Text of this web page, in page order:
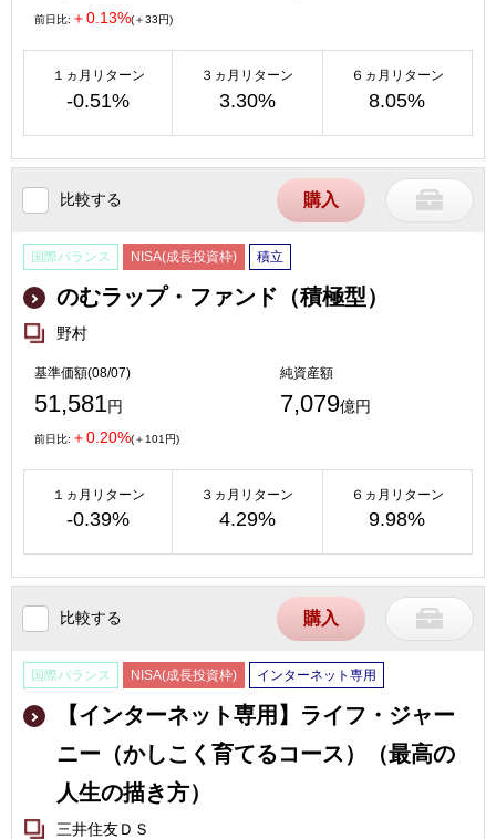
前日比: ＋0.13%(＋33円)
１ヵ月リターン
-0.51%
３ヵ月リターン
3.30%
６ヵ月リターン
8.05%
比較する 購入
国際バランス NISA(成長投資枠) 積立
のむラップ・ファンド（積極型）
野村
基準価額(08/07)
51,581円
純資産額
7,079億円
前日比: ＋0.20%(＋101円)
１ヵ月リターン
-0.39%
３ヵ月リターン
4.29%
６ヵ月リターン
9.98%
比較する 購入
国際バランス NISA(成長投資枠) インターネット専用
【インターネット専用】ライフ・ジャー
ニー（かしこく育てるコース）（最高の
人生の描き方）
三井住友ＤＳ